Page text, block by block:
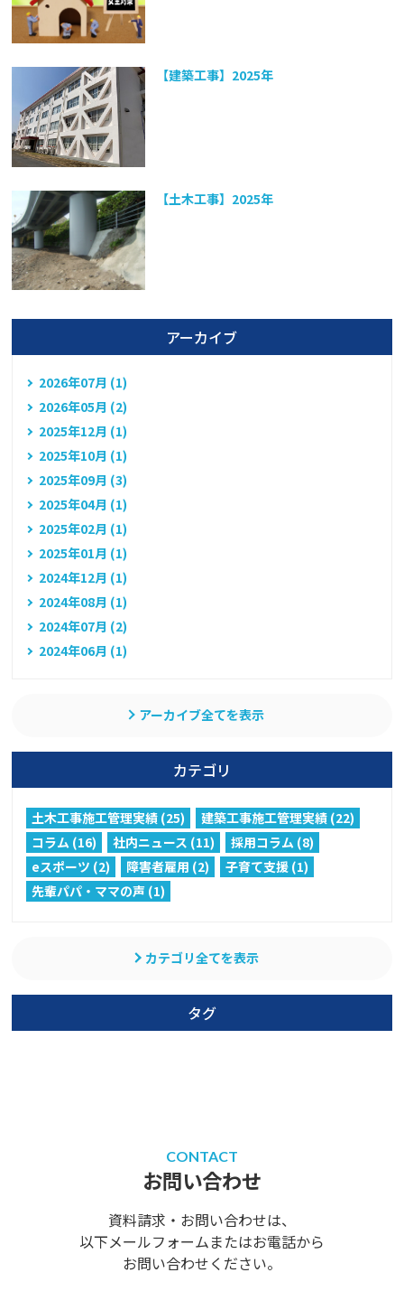
【建築工事】2025年
【土木工事】2025年
アーカイブ
2026年07月 (1)
2026年05月 (2)
2025年12月 (1)
2025年10月 (1)
2025年09月 (3)
2025年04月 (1)
2025年02月 (1)
2025年01月 (1)
2024年12月 (1)
2024年08月 (1)
2024年07月 (2)
2024年06月 (1)
アーカイブ全てを表示
カテゴリ
土木工事施工管理実績 (25)
建築工事施工管理実績 (22)
コラム (16)
社内ニュース (11)
採用コラム (8)
eスポーツ (2)
障害者雇用 (2)
子育て支援 (1)
先輩パパ・ママの声 (1)
カテゴリ全てを表示
タグ
CONTACT
お問い合わせ
資料請求・お問い合わせは、
以下メールフォームまたはお電話から
お問い合わせください。